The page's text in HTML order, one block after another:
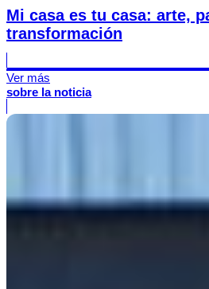
Mi casa es tu casa: arte,
transformación
Ver más
sobre la noticia